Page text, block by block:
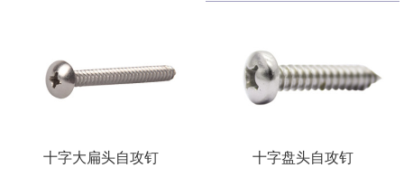
十字大扁头自攻钉 十字盘头自攻钉